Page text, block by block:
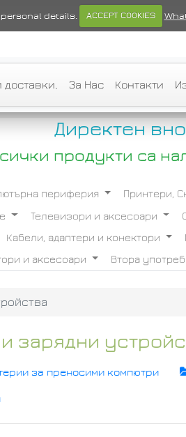
details. ACCEPT COOKIES
За Нас Контакти
Директен
продукти са
периферия
Принтери,
Телевизори и аксесоари
Кабели, адаптери и конектори
и аксесоари Втора
зарядни
за преносими компютри